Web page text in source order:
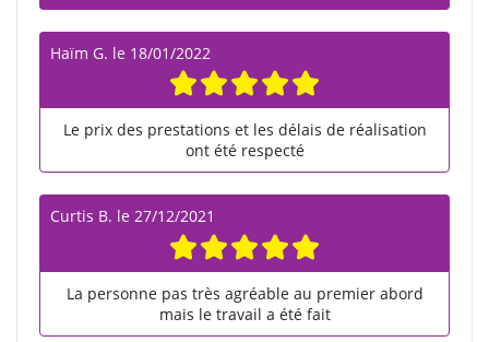
Haïm G. le 18/01/2022
Le prix des prestations et les délais de réalisation
ont été respecté
Curtis B. le 27/12/2021
La personne pas très agréable au premier abord
mais le travail a été fait